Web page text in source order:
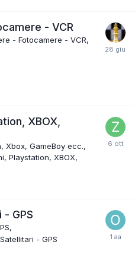
- VCR
- Fotocamere - VCR
XBOX,
Xbox, GameBoy ecc.
Playstation, XBOX,
GPS
- GPS